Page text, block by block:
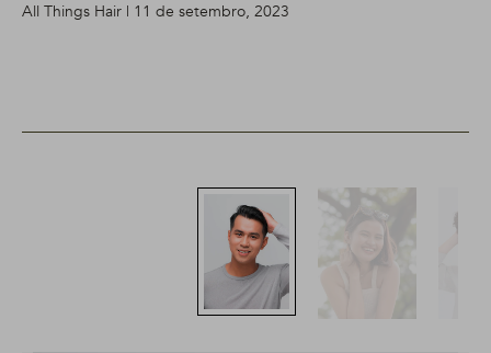
All Things Hair | 11 de setembro, 2023